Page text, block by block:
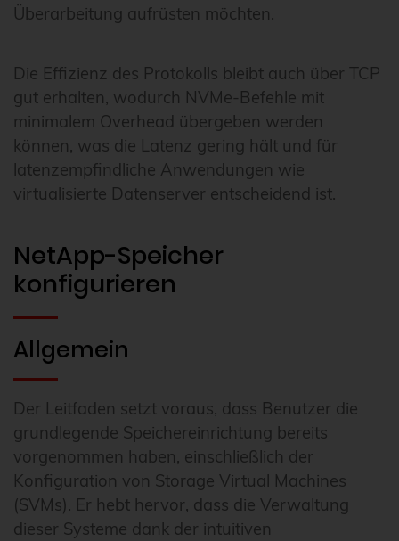
Überarbeitung aufrüsten möchten.
Die Effizienz des Protokolls bleibt auch über TCP
gut erhalten, wodurch NVMe-Befehle mit
minimalem Overhead übergeben werden
können, was die Latenz gering hält und für
latenzempfindliche Anwendungen wie
virtualisierte Datenserver entscheidend ist.
NetApp-Speicher
konfigurieren
Allgemein
Der Leitfaden setzt voraus, dass Benutzer die
grundlegende Speichereinrichtung bereits
vorgenommen haben, einschließlich der
Konfiguration von Storage Virtual Machines
(SVMs). Er hebt hervor, dass die Verwaltung
dieser Systeme dank der intuitiven